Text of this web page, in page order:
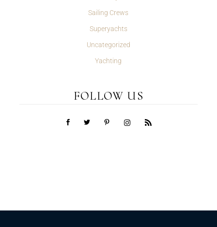
Sailing Crews
Superyachts
Uncategorized
Yachting
FOLLOW US